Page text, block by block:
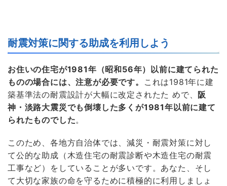
耐震対策に関する助成を利用しよう
お住いの住宅が1981年（昭和56年）以前に建てられた
ものの場合には、注意が必要です。
これは1981年に建
築基準法の耐震設計が大幅に改定されたた めで、 阪
神・淡路大震災でも倒壊した多くが1981年以前に建て
られたものでした。
このため、各地方自治体では、減災・耐震対策に対し
て公的な助成（木造住宅の耐震診断や木造住宅の耐震
工事など）をしていることが多いです。あなた、そし
て大切な家族の命を守るために積極的に利用しましょ